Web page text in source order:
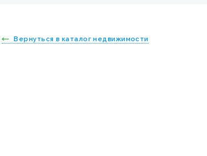
Вернуться в каталог недвижимости